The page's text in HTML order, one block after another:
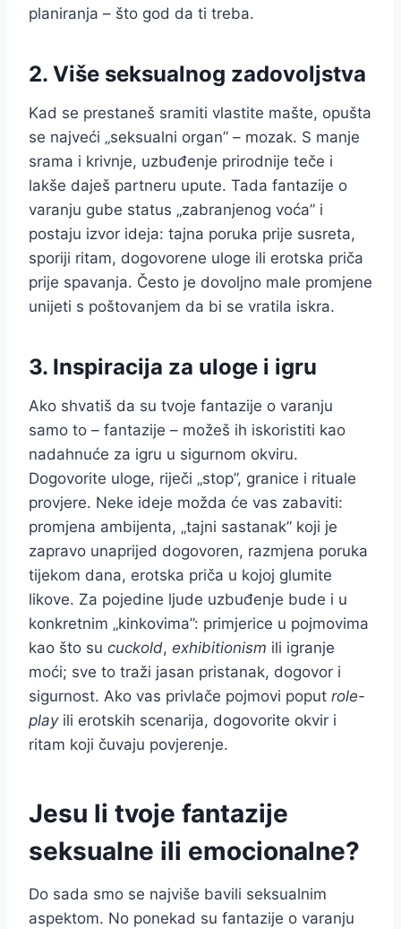
planiranja – što god da ti treba.
2. Više seksualnog zadovoljstva
Kad se prestaneš sramiti vlastite mašte, opušta
se najveći „seksualni organ” – mozak. S manje
srama i krivnje, uzbuđenje prirodnije teče i
lakše daješ partneru upute. Tada fantazije o
varanju gube status „zabranjenog voća” i
postaju izvor ideja: tajna poruka prije susreta,
sporiji ritam, dogovorene uloge ili erotska priča
prije spavanja. Često je dovoljno male promjene
unijeti s poštovanjem da bi se vratila iskra.
3. Inspiracija za uloge i igru
Ako shvatiš da su tvoje fantazije o varanju
samo to – fantazije – možeš ih iskoristiti kao
nadahnuće za igru u sigurnom okviru.
Dogovorite uloge, riječi „stop”, granice i rituale
provjere. Neke ideje možda će vas zabaviti:
promjena ambijenta, „tajni sastanak” koji je
zapravo unaprijed dogovoren, razmjena poruka
tijekom dana, erotska priča u kojoj glumite
likove. Za pojedine ljude uzbuđenje bude i u
konkretnim „kinkovima”: primjerice u pojmovima
kao što su cuckold, exhibitionism ili igranje
moći; sve to traži jasan pristanak, dogovor i
sigurnost. Ako vas privlače pojmovi poput role-
playili erotskih scenarija, dogovorite okvir i
ritam koji čuvaju povjerenje.
Jesu li tvoje fantazije
seksualne ili emocionalne?
Do sada smo se najviše bavili seksualnim
aspektom. No ponekad su fantazije o varanju